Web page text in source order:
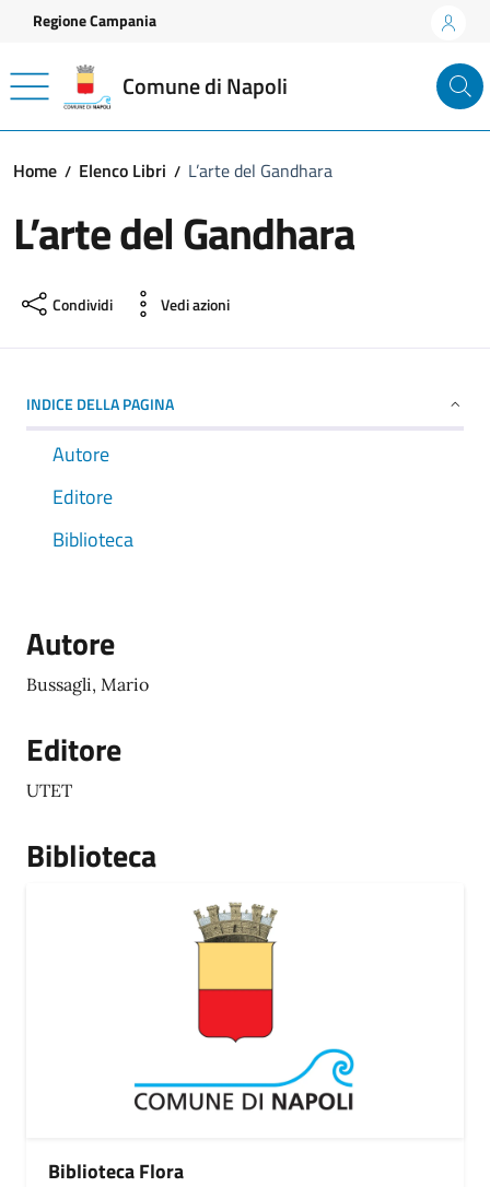
Vai ai contenuti
Vai al footer
Regione Campania
Comune di Napoli
Home Elenco Libri L’arte del Gandhara
L’arte del Gandhara
Condividi Vedi azioni
INDICE DELLA PAGINA
Autore
Editore
Biblioteca
Autore
Bussagli, Mario
Editore
UTET
Biblioteca
Biblioteca Flora